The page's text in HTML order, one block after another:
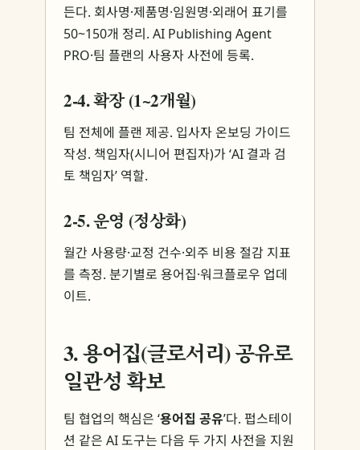
든다. 회사명·제품명·임원명·외래어 표기를
50~150개 정리. AI Publishing Agent
PRO·팀 플랜의 사용자 사전에 등록.
2-4. 확장 (1~2개월)
팀 전체에 플랜 제공. 입사자 온보딩 가이드
작성. 책임자(시니어 편집자)가 ‘AI 결과 검
토 책임자’ 역할.
2-5. 운영 (정상화)
월간 사용량·교정 건수·외주 비용 절감 지표
를 측정. 분기별로 용어집·워크플로우 업데
이트.
3. 용어집(글로서리) 공유로
일관성 확보
팀 협업의 핵심은 ‘용어집 공유’다. 펍스테이
션 같은 AI 도구는 다음 두 가지 사전을 지원